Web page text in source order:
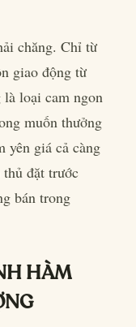
chăng. Chỉ từ
giao động từ
loại cam ngon
muốn thưởng
yên giá cả càng
đặt trước
bán trong
HÀM